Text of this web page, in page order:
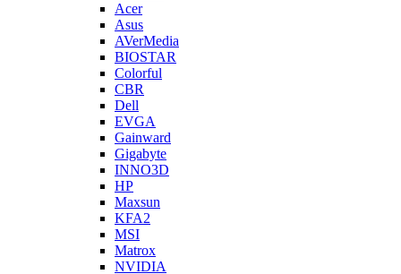
Acer
Asus
AVerMedia
BIOSTAR
Colorful
CBR
Dell
EVGA
Gainward
Gigabyte
INNO3D
HP
Maxsun
KFA2
MSI
Matrox
NVIDIA